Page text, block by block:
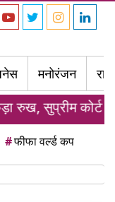
मनोरंजन
सुप्रीम कोर्ट के
#फीफा वर्ल्ड कप